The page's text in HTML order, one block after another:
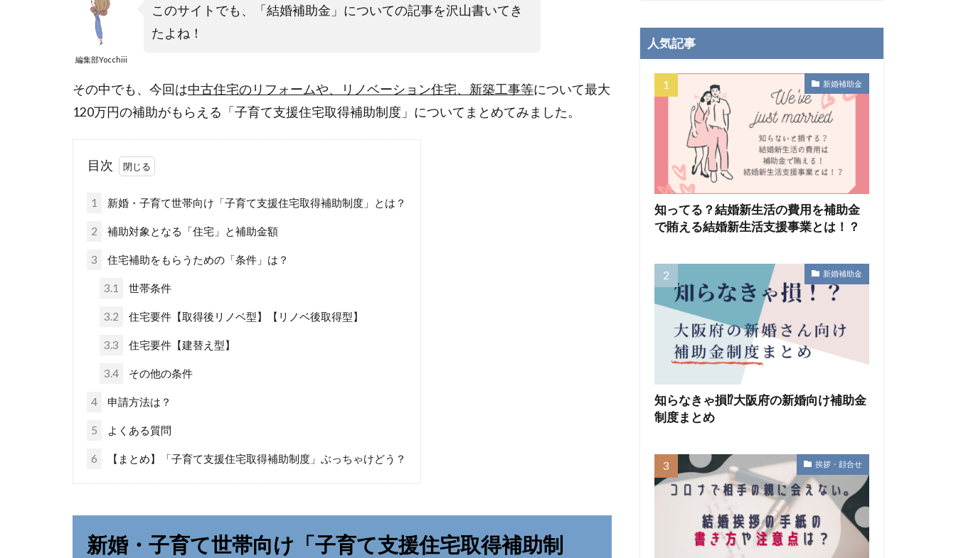
編集部Yocchiii
このサイトでも、「結婚補助金」についての記事を沢山書いてき
たよね！
その中でも、今回は中古住宅のリフォームや、リノベーション住宅、新築工事等について最大
120万円の補助がもらえる「子育て支援住宅取得補助制度」についてまとめてみました。
目次
1 新婚・子育て世帯向け「子育て支援住宅取得補助制度」とは？
2 補助対象となる「住宅」と補助金額
3 住宅補助をもらうための「条件」は？
3.1 世帯条件
3.2 住宅要件【取得後リノベ型】【リノベ後取得型】
3.3 住宅要件【建替え型】
3.4 その他の条件
4 申請方法は？
5 よくある質問
6 【まとめ】「子育て支援住宅取得補助制度」ぶっちゃけどう？
新婚・子育て世帯向け「子育て支援住宅取得補助制
人気記事
新婚補助金
知ってる？結婚新生活の費用を補助金
で賄える結婚新生活支援事業とは！？
新婚補助金
知らなきゃ損⁉大阪府の新婚向け補助金
制度まとめ
挨拶・顔合せ